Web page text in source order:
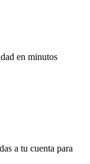
en minutos
a tu cuenta para